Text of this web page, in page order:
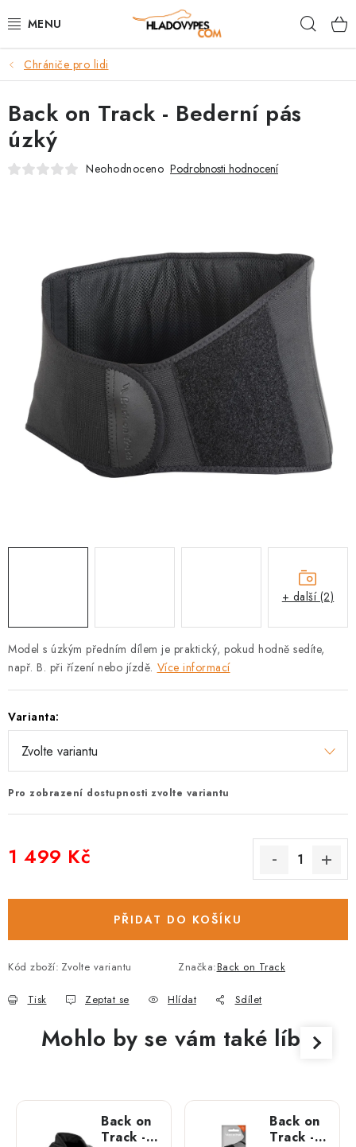
na
POTŘEBY PRO PSY
TAMI PŘEPRAVNÍ BOXY
SPORT SE PSEM
VĚRNOSTNÍ PROGRAM
ZNAČKY
PRODEJNA
BLOG
SLUŽBY
VÝMĚNA, VRÁCENÍ A REKLAMACE
Výměna, vrácení a reklamace
Obchodní podmínky
Hodnocení obchodu
FAQ
Chrániče pro lidi
Model s úzkým předním dílem je praktický, pokud hodně sedíte,
např. B. při řízení nebo jízdě. Více informací
Varianta:
Pro zobrazení dostupnosti zvolte variantu
1 499 Kč
PŘIDAT DO KOŠÍKU
Kód zboží: Zvolte variantu Značka:Back on Track
Tisk Zeptat se Hlídat Sdílet
Back on Track - Bederní pás
úzký
Neohodnoceno Podrobnosti hodnocení
+ další (2)
Mohlo by se vám také líbit
Back on
Track -
Back on
Track -